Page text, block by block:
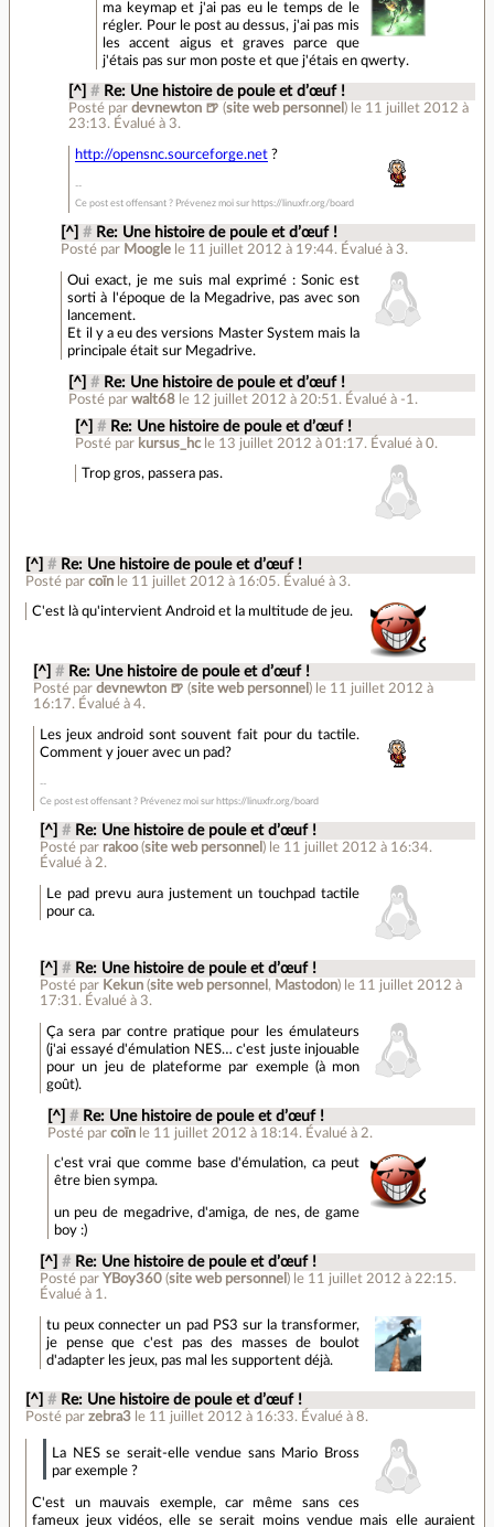
ma keymap et j'ai pas eu le temps de le
régler. Pour le post au dessus, j'ai pas mis
les accent aigus et graves parce que
j'étais pas sur mon poste et que j'étais en qwerty.
[^] # Re: Une histoire de poule et d’œuf !
Posté par devnewton 🍺 (site web personnel ) le 11 juillet 2012 à
23:13.Évalué à 3.
http://opensnc.sourceforge.net?
Ce post est offensant ? Prévenez moi sur https://linuxfr.org/board
[^] # Re: Une histoire de poule et d’œuf !
Posté par Moogle le 11 juillet 2012 à 19:44. Évalué à 3.
Oui exact, je me suis mal exprimé : Sonic est
sorti à l'époque de la Megadrive, pas avec son
lancement.
Et il y a eu des versions Master System mais la
principale était sur Megadrive.
[^] # Re: Une histoire de poule et d’œuf !
Posté par walt68 le 12 juillet 2012 à 20:51 . Évalué à -1 .
[^] # Re: Une histoire de poule et d’œuf !
Posté par kursus_hc le 13 juillet 2012 à 01:17. Évalué à0.
Trop gros, passera pas.
[^] # Re: Une histoire de poule et d’œuf !
Posté parcoïn le 11 juillet 2012 à 16:05. Évalué à 3.
C'est là qu'intervient Android et la multitude de jeu.
[^] # Re: Une histoire de poule et d’œuf !
Posté par devnewton 🍺 (site web personnel ) le 11 juillet 2012 à
16:17.Évalué à 4.
Les jeux android sont souvent fait pour du tactile.
Comment y jouer avec un pad?
Ce post est offensant ? Prévenez moi sur https://linuxfr.org/board
[^] # Re: Une histoire de poule et d’œuf !
Posté par rakoo(site web personnel ) le 11 juillet 2012 à 16:34.
Évalué à 2.
Le pad prevu aura justement un touchpad tactile
pour ca.
[^] # Re: Une histoire de poule et d’œuf !
Posté par Kekun (site web personnel , Mastodon) le 11 juillet 2012 à
17:31 . Évalué à 3.
Ça sera par contre pratique pour les émulateurs
(j'ai essayé d'émulation NES… c'est juste injouable
pour un jeu de plateforme par exemple (à mon
goût).
[^] # Re: Une histoire de poule et d’œuf !
Posté par coïn le 11 juillet 2012 à 18:14. Évalué à 2.
c'est vrai que comme base d'émulation, ca peut
être bien sympa.
un peu de megadrive, d'amiga, de nes, de game
boy :)
[^] # Re: Une histoire de poule et d’œuf !
Posté parYBoy360 (site web personnel ) le 11 juillet 2012 à 22:15.
Évalué à 1 .
tu peux connecter un pad PS3 sur la transformer,
je pense que c'est pas des masses de boulot
d'adapter les jeux, pas mal les supportent déjà.
[^] # Re: Une histoire de poule et d’œuf !
Posté parzebra3 le 11 juillet 2012 à 16:33. Évalué à8.
La NES se serait-elle vendue sans Mario Bross
par exemple ?
C'est un mauvais exemple, car même sans ces
fameux jeux vidéos, elle se serait moins vendue mais elle auraient